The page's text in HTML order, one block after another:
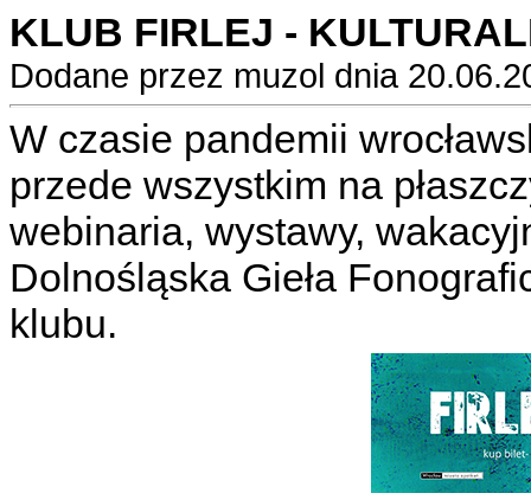
KLUB FIRLEJ -
Dodane przez muzol dnia
W czasie pandemii
przede wszystkim na
webinaria, wystawy,
Dolnośląska Gieła
klubu.